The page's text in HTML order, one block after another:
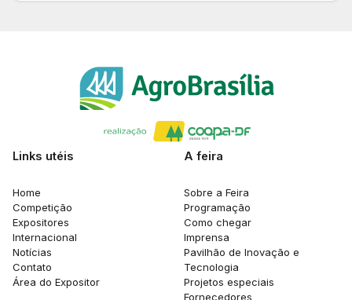
Links utéis
Home
Competição
Expositores
Internacional
Notícias
Contato
Área do Expositor
A feira
Sobre a Feira
Programação
Como chegar
Imprensa
Pavilhão de Inovação e
Tecnologia
Projetos especiais
Fornecedores